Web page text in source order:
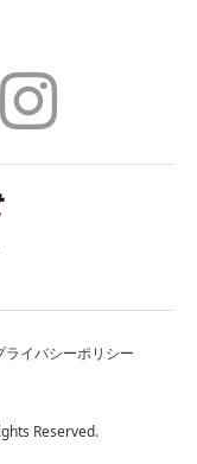
ライバシーポリシー
Reserved.